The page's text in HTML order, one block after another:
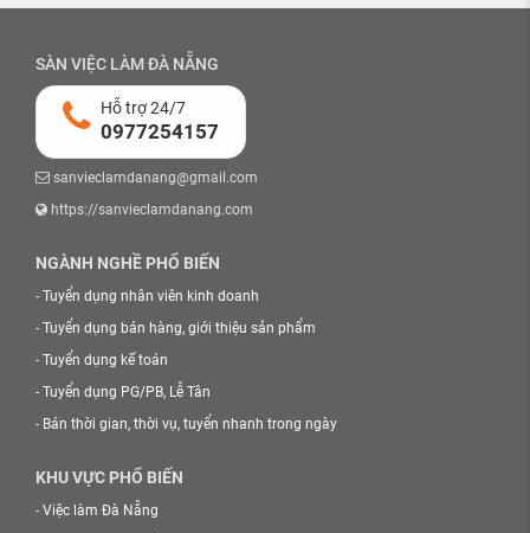
SÀN VIỆC LÀM ĐÀ NẴNG
Hỗ trợ 24/7
0977254157
sanvieclamdanang@gmail.com
https://sanvieclamdanang.com
NGÀNH NGHỀ PHỔ BIẾN
- Tuyển dụng nhân viên kinh doanh
- Tuyển dụng bán hàng, giới thiệu sản phẩm
- Tuyển dụng kế toán
- Tuyển dụng PG/PB, Lễ Tân
- Bán thời gian, thời vụ, tuyển nhanh trong ngày
KHU VỰC PHỔ BIẾN
- Việc làm Đà Nẵng